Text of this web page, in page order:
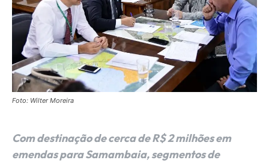
Foto: Wilter Moreira
Com destinação de cerca de R$ 2 milhões em
emendas para Samambaia, segmentos de